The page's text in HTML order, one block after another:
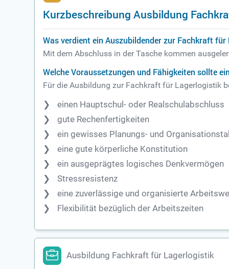
Kurzbeschreibung Ausbildung
Was verdient ein Auszubildender zur Fachkraft
Mit dem Abschluss in der Tasche kommen
Welche Voraussetzungen und Fähigkeiten sollte
Für die Ausbildung zur Fachkraft für Lagerlogistik
einen Hauptschul- oder Realschulabschluss
gute Rechenfertigkeiten
ein gewisses Planungs- und
eine gute körperliche Konstitution
ein ausgeprägtes logisches Denkvermögen
Stressresistenz
eine zuverlässige und organisierte
Flexibilität bezüglich der Arbeitszeiten
Ausbildung Fachkraft für Lagerlogistik